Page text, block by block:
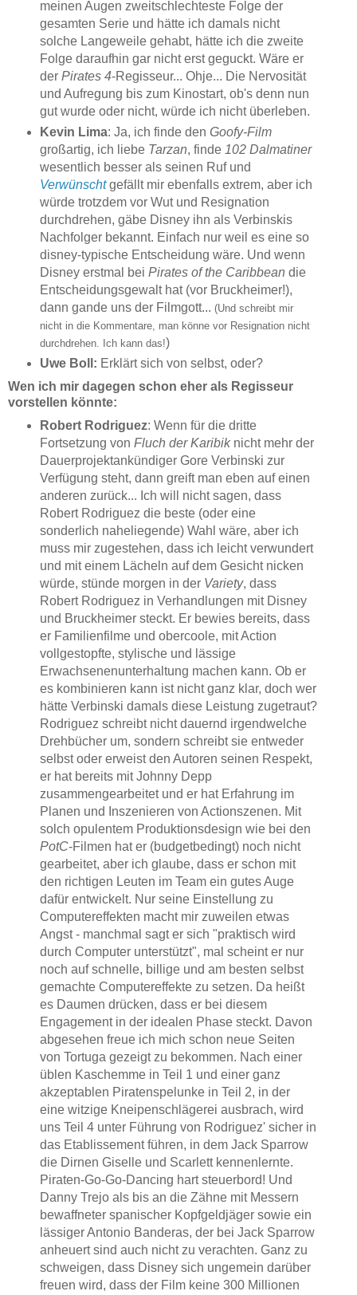
meinen Augen zweitschlechteste Folge der
gesamten Serie und hätte ich damals nicht
solche Langeweile gehabt, hätte ich die zweite
Folge daraufhin gar nicht erst geguckt. Wäre er
der Pirates 4-Regisseur... Ohje... Die Nervosität
und Aufregung bis zum Kinostart, ob's denn nun
gut wurde oder nicht, würde ich nicht überleben.
Kevin Lima: Ja, ich finde den Goofy-Film
großartig, ich liebe Tarzan, finde 102 Dalmatiner
wesentlich besser als seinen Ruf und
Verwünschtgefällt mir ebenfalls extrem, aber ich
würde trotzdem vor Wut und Resignation
durchdrehen, gäbe Disney ihn als Verbinskis
Nachfolger bekannt. Einfach nur weil es eine so
disney-typische Entscheidung wäre. Und wenn
Disney erstmal bei Pirates of the Caribbean die
Entscheidungsgewalt hat (vor Bruckheimer!),
dann gande uns der Filmgott... (Und schreibt mir
nicht in die Kommentare, man könne vor Resignation nicht
durchdrehen. Ich kann das!)
Uwe Boll: Erklärt sich von selbst, oder?
Wen ich mir dagegen schon eher als Regisseur
vorstellen könnte:
Robert Rodriguez: Wenn für die dritte
Fortsetzung von Fluch der Karibiknicht mehr der
Dauerprojektankündiger Gore Verbinski zur
Verfügung steht, dann greift man eben auf einen
anderen zurück... Ich will nicht sagen, dass
Robert Rodriguez die beste (oder eine
sonderlich naheliegende) Wahl wäre, aber ich
muss mir zugestehen, dass ich leicht verwundert
und mit einem Lächeln auf dem Gesicht nicken
würde, stünde morgen in der Variety, dass
Robert Rodriguez in Verhandlungen mit Disney
und Bruckheimer steckt. Er bewies bereits, dass
er Familienfilme und obercoole, mit Action
vollgestopfte, stylische und lässige
Erwachsenenunterhaltung machen kann. Ob er
es kombinieren kann ist nicht ganz klar, doch wer
hätte Verbinski damals diese Leistung zugetraut?
Rodriguez schreibt nicht dauernd irgendwelche
Drehbücher um, sondern schreibt sie entweder
selbst oder erweist den Autoren seinen Respekt,
er hat bereits mit Johnny Depp
zusammengearbeitet und er hat Erfahrung im
Planen und Inszenieren von Actionszenen. Mit
solch opulentem Produktionsdesign wie bei den
PotC-Filmen hat er (budgetbedingt) noch nicht
gearbeitet, aber ich glaube, dass er schon mit
den richtigen Leuten im Team ein gutes Auge
dafür entwickelt. Nur seine Einstellung zu
Computereffekten macht mir zuweilen etwas
Angst - manchmal sagt er sich "praktisch wird
durch Computer unterstützt", mal scheint er nur
noch auf schnelle, billige und am besten selbst
gemachte Computereffekte zu setzen. Da heißt
es Daumen drücken, dass er bei diesem
Engagement in der idealen Phase steckt. Davon
abgesehen freue ich mich schon neue Seiten
von Tortuga gezeigt zu bekommen. Nach einer
üblen Kaschemme in Teil 1 und einer ganz
akzeptablen Piratenspelunke in Teil 2, in der
eine witzige Kneipenschlägerei ausbrach, wird
uns Teil 4 unter Führung von Rodriguez' sicher in
das Etablissement führen, in dem Jack Sparrow
die Dirnen Giselle und Scarlett kennenlernte.
Piraten-Go-Go-Dancing hart steuerbord! Und
Danny Trejo als bis an die Zähne mit Messern
bewaffneter spanischer Kopfgeldjäger sowie ein
lässiger Antonio Banderas, der bei Jack Sparrow
anheuert sind auch nicht zu verachten. Ganz zu
schweigen, dass Disney sich ungemein darüber
freuen wird, dass der Film keine 300 Millionen